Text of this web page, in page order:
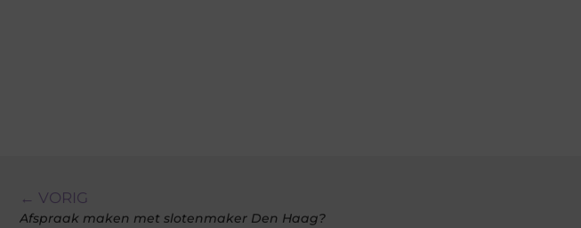
← VORIG
Afspraak maken met slotenmaker Den Haag?